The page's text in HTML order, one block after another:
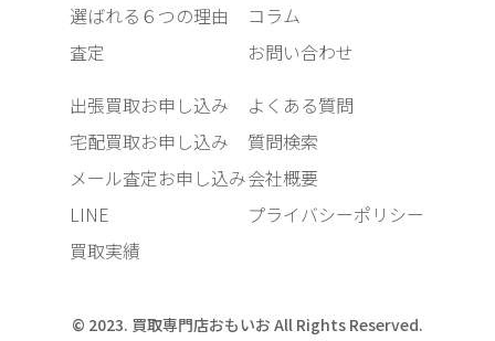
選ばれる６つの理由
査定
コラム
お問い合わせ
出張買取お申し込み
宅配買取お申し込み
メール査定お申し込み
LINE
買取実績
よくある質問
質問検索
会社概要
プライバシーポリシー
© 2023. 買取専門店おもいお All Rights Reserved.